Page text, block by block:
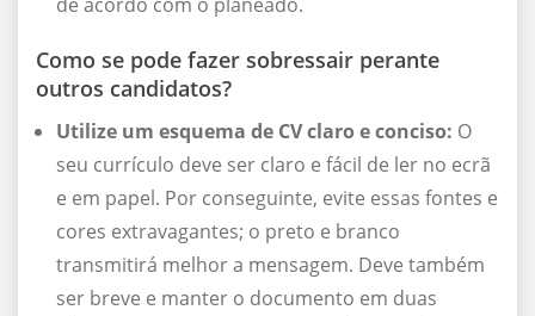
Como se pode fazer sobressair perante
outros candidatos?
Utilize um esquema de CV claro e conciso: O
seu currículo deve ser claro e fácil de ler no ecrã
e em papel. Por conseguinte, evite essas fontes e
cores extravagantes; o preto e branco
transmitirá melhor a mensagem. Deve também
ser breve e manter o documento em duas